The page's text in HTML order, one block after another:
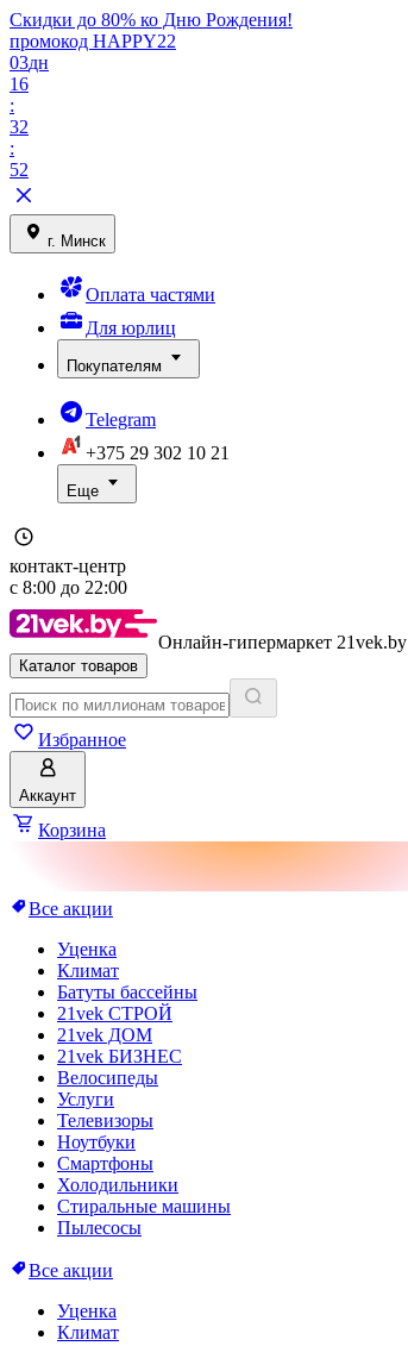
Скидки до 80% ко Дню Рождения!
промокод HAPPY22
03дн
16
:
32
:
52
г. Минск
Оплата частями
Для юрлиц
Покупателям
Telegram
+375 29 302 10 21
Еще
контакт-центр
с 8:00 до 22:00
Онлайн-гипермаркет 21vek.by
Каталог товаров
Избранное
Аккаунт
Корзина
Все акции
Уценка
Климат
Батуты бассейны
21vek СТРОЙ
21vek ДОМ
21vek БИЗНЕС
Велосипеды
Услуги
Телевизоры
Ноутбуки
Смартфоны
Холодильники
Стиральные машины
Пылесосы
Все акции
Уценка
Климат